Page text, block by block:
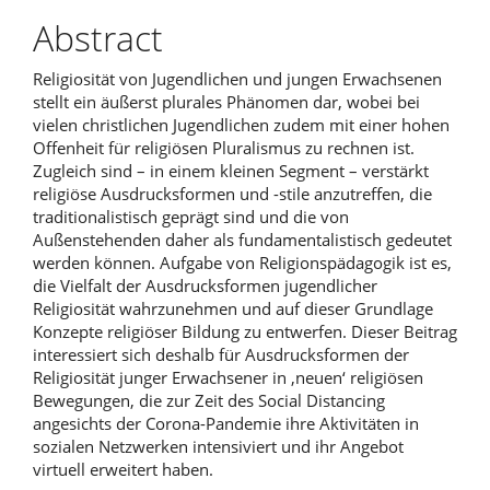
Abstract
Religiosität von Jugendlichen und jungen Erwachsenen
stellt ein äußerst plurales Phänomen dar, wobei bei
vielen christlichen Jugendlichen zudem mit einer hohen
Offenheit für religiösen Pluralismus zu rechnen ist.
Zugleich sind – in einem kleinen Segment – verstärkt
religiöse Ausdrucksformen und -stile anzutreffen, die
traditionalistisch geprägt sind und die von
Außenstehenden daher als fundamentalistisch gedeutet
werden können. Aufgabe von Religionspädagogik ist es,
die Vielfalt der Ausdrucksformen jugendlicher
Religiosität wahrzunehmen und auf dieser Grundlage
Konzepte religiöser Bildung zu entwerfen. Dieser Beitrag
interessiert sich deshalb für Ausdrucksformen der
Religiosität junger Erwachsener in ‚neuen‘ religiösen
Bewegungen, die zur Zeit des Social Distancing
angesichts der Corona-Pandemie ihre Aktivitäten in
sozialen Netzwerken intensiviert und ihr Angebot
virtuell erweitert haben.